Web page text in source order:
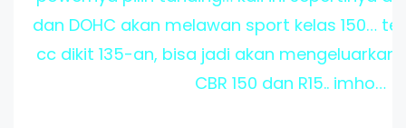
dan DOHC akan melawan sport kelas 150…
cc dikit 135-an, bisa jadi akan
CBR 150 dan R15.. imho…